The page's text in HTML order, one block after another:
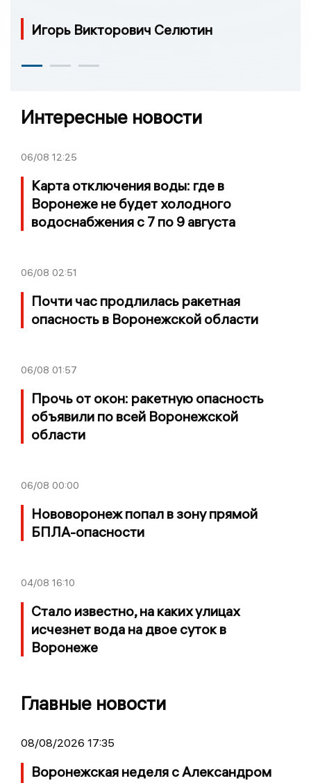
Игорь Викторович Селютин
Интересные новости
06/08 12:25
Карта отключения воды: где в
Воронеже не будет холодного
водоснабжения с 7 по 9 августа
06/08 02:51
Почти час продлилась ракетная
опасность в Воронежской области
06/08 01:57
Прочь от окон: ракетную опасность
объявили по всей Воронежской
области
06/08 00:00
Нововоронеж попал в зону прямой
БПЛА-опасности
04/08 16:10
Стало известно, на каких улицах
исчезнет вода на двое суток в
Воронеже
Главные новости
08/08/2026 17:35
Воронежская неделя с Александром